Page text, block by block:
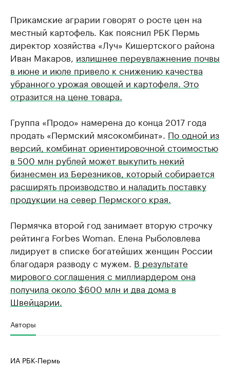
Прикамские аграрии говорят о росте цен на
местный картофель. Как пояснил РБК Пермь
директор хозяйства «Луч» Кишертского района
Иван Макаров, излишнее переувлажнение почвы
в июне и июле привело к снижению качества
убранного урожая овощей и картофеля. Это
отразится на цене товара.
Группа «Продо» намерена до конца 2017 года
продать «Пермский мясокомбинат». По одной из
версий, комбинат ориентировочной стоимостью
в 500 млн рублей может выкупить некий
бизнесмен из Березников, который собирается
расширять производство и наладить поставку
продукции на север Пермского края.
Пермячка второй год занимает вторую строчку
рейтинга Forbes Woman. Елена Рыболовлева
лидирует в списке богатейших женщин России
благодаря разводу с мужем. В результате
мирового соглашения с миллиардером она
получила около $600 млн и два дома в
Швейцарии.
Авторы
ИА РБК-Пермь